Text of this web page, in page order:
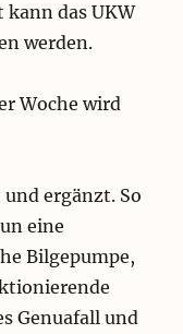
das UKW
werden.
Woche wird
ergänzt. So
eine
Bilgepumpe,
Genuafall und